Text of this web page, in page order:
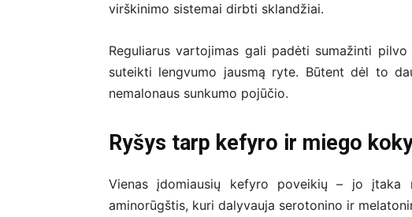
virškinimo sistemai dirbti sklandžiai.
Reguliarus vartojimas gali padėti sumažinti
suteikti lengvumo jausmą ryte. Būtent dėl to
nemalonaus sunkumo pojūčio.
Ryšys tarp kefyro ir miego
Vienas įdomiausių kefyro poveikių – jo įtaka
aminorūgštis, kuri dalyvauja serotonino ir